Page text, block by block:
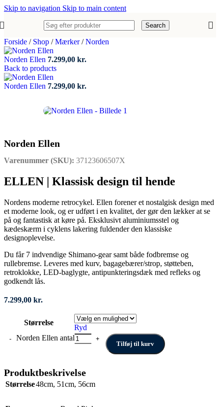
Skip to navigation Skip to main content
Search
Forside / Shop / Mærker/ Norden
Norden Ellen 7.299,00 kr.
Back to products
Norden Ellen 7.299,00 kr.
Norden Ellen
Varenummer (SKU): 37123606507X
ELLEN | Klassisk design til hende
Nordens moderne retrocykel. Ellen forener et nostalgisk design med
et moderne look, og er udført i en kvalitet, der gør den lækker at se
på og fantastisk at køre på. Eksklusivt aluminiumsstel og
kædeskærm i cyklens lakering fuldender den klassiske
designoplevelse.
Du får 7 indvendige Shimano-gear samt både fodbremse og
rullebremse. Leveres med kurv, bagagebærer/strop, støtteben,
retroklokke, LED-baglygte, antipunkteringsdæk med refleks og
godkendt lås.
7.299,00 kr.
Størrelse
Ryd
Norden Ellen antal
Tilføj til kurv
Produktbeskrivelse
Størrelse48cm, 51cm, 56cm